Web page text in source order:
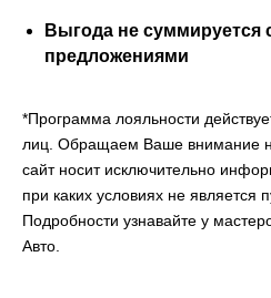
Выгода не
предложениями
*Программа лояльности
лиц. Обращаем Ваше внимание
сайт носит исключительно
при каких условиях не является
Подробности узнавайте у
Авто.